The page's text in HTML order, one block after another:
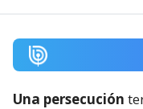
Una persecución